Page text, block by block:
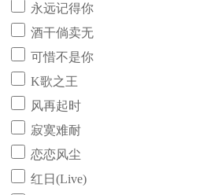
永远记得你
酒干倘卖无
可惜不是你
K歌之王
风再起时
寂寞难耐
恋恋风尘
红日(Live)